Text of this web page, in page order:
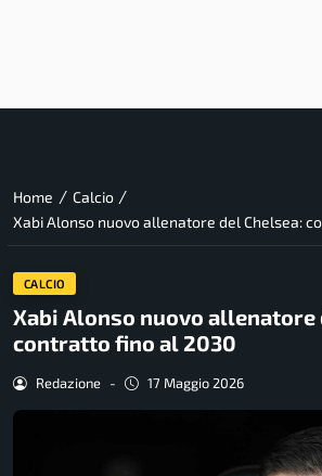
Home / Calcio /
Xabi Alonso nuovo allenatore del Chelsea:
CALCIO
Xabi Alonso nuovo allenatore
contratto fino al 2030
Redazione - 17 Maggio 2026